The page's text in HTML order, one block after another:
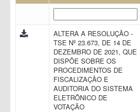
ALTERA A RESOLUÇÃO -
TSE Nº 23.673, DE 14 DE
DEZEMBRO DE 2021, QUE
DISPÕE SOBRE OS
PROCEDIMENTOS DE
FISCALIZAÇÃO E
AUDITORIA DO SISTEMA
ELETRÔNICO DE
VOTAÇÃO